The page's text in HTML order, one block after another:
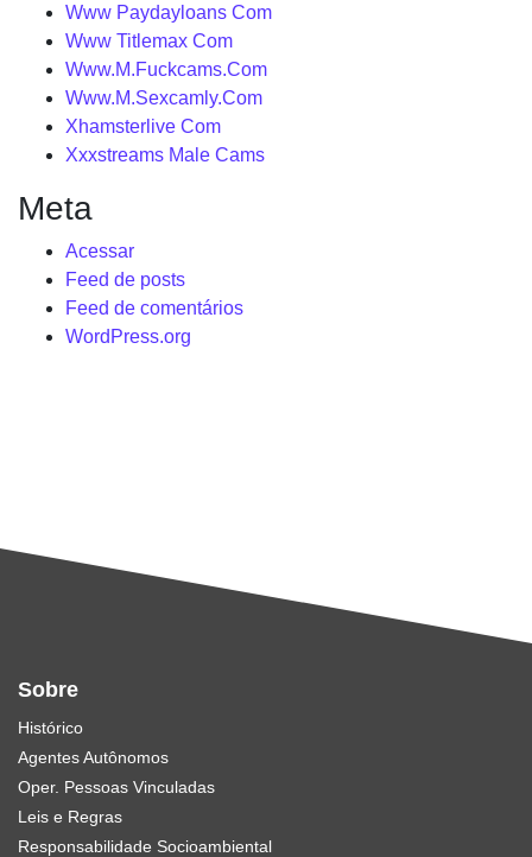
Www Paydayloans Com
Www Titlemax Com
Www.M.Fuckcams.Com
Www.M.Sexcamly.Com
Xhamsterlive Com
Xxxstreams Male Cams
Meta
Acessar
Feed de posts
Feed de comentários
WordPress.org
Sobre
Histórico
Agentes Autônomos
Oper. Pessoas Vinculadas
Leis e Regras
Responsabilidade Socioambiental